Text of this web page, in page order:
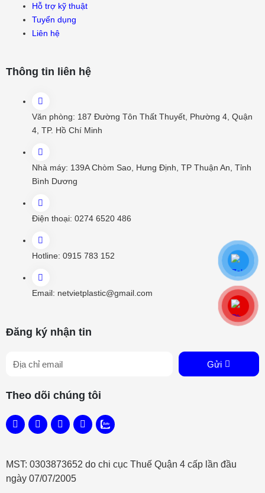
Hỗ trợ kỹ thuật
Tuyển dụng
Liên hệ
Thông tin liên hệ
Văn phòng: 187 Đường Tôn Thất Thuyết, Phường 4, Quận
4, TP. Hồ Chí Minh
Nhà máy: 139A Chòm Sao, Hưng Định, TP Thuận An, Tỉnh
Bình Dương
Điện thoại: 0274 6520 486
Hotline: 0915 783 152
Email: netvietplastic@gmail.com
Đăng ký nhận tin
Gửi
Theo dõi chúng tôi
MST: 0303873652 do chi cục Thuế Quận 4 cấp lần đầu
ngày 07/07/2005